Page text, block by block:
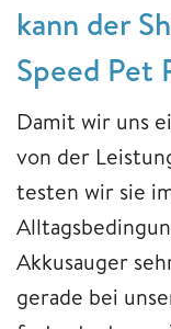
kann der
Speed Pet
Damit wir uns
von der
testen wir sie
Akkusauger
gerade bei